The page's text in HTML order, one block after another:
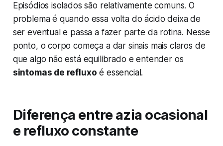
Episódios isolados são relativamente comuns. O
problema é quando essa volta do ácido deixa de
ser eventual e passa a fazer parte da rotina. Nesse
ponto, o corpo começa a dar sinais mais claros de
que algo não está equilibrado e entender os
sintomas de refluxo é essencial.
Diferença entre azia ocasional
e refluxo constante